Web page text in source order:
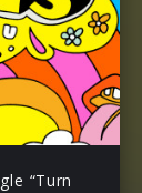
“Turn